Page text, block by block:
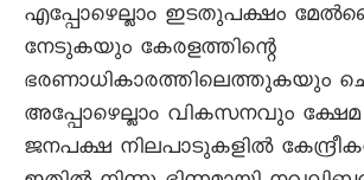
എപ്പോഴെല്ലാം ഇടതുപക്ഷം
നേടുകയും കേരളത്തിന്റെ
ഭരണാധികാരത്തിലെത്തുകയും
അപ്പോഴെല്ലാം വികസനവും
ജനപക്ഷ നിലപാടുകളിൽ